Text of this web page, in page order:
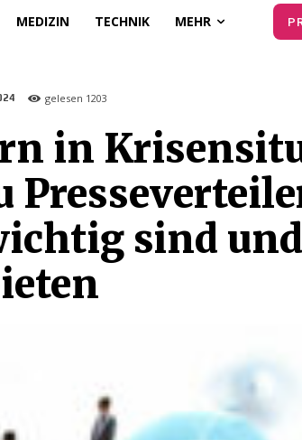
MEDIZIN TECHNIK MEHR
gelesen 1203
in
sind